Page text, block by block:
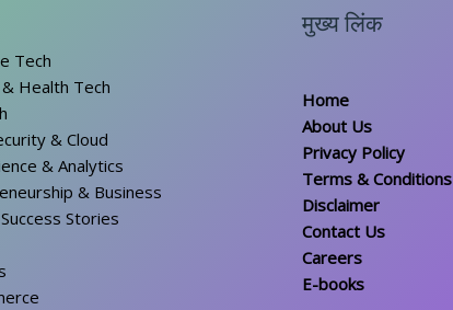
Tech
Health Tech
& Cloud
& Analytics
& Business
Stories
मुख्य लिंक
Home
About Us
Privacy Policy
Terms & Conditions
Disclaimer
Contact Us
Careers
E-books